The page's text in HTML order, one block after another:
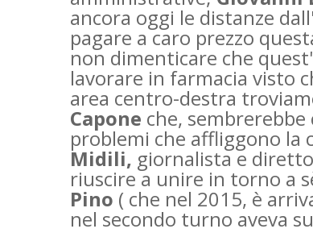
ancora oggi le distanze
pagare a caro prezzo
non dimenticare che
lavorare in farmacia visto
area centro-destra
Capone che,
problemi che affliggono la
Midili, giornalista e
riuscire a unire in torno a
Pino ( che nel 2015, è
nel secondo turno aveva